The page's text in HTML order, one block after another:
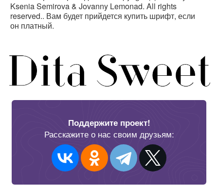
Ksenia Semirova & Jovanny Lemonad. All rights
reserved.. Вам будет прийдется купить шрифт, если
он платный.
Поддержите проект!
Расскажите о нас своим друзьям: